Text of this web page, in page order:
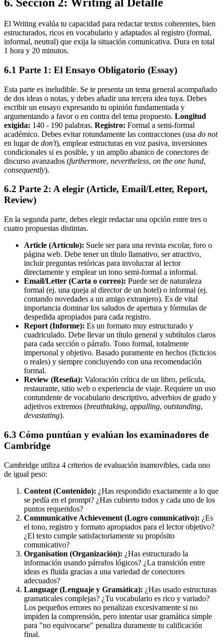
6. Sección 2: Writing al Detalle
El Writing evalúa tu capacidad para redactar textos coherentes, bien
estructurados, ricos en vocabulario y adaptados al registro (formal,
informal, neutral) que exija la situación comunicativa. Dura en total
1 hora y 20 minutos.
6.1 Parte 1: El Ensayo Obligatorio (Essay)
Esta parte es ineludible. Se te presenta un tema general acompañado
de dos ideas o notas, y debes añadir una tercera idea tuya. Debes
escribir un ensayo expresando tu opinión fundamentada y
argumentando a favor o en contra del tema propuesto. Longitud
exigida: 140 - 190 palabras. Registro: Formal a semi-formal
académico. Debes evitar rotundamente las contracciones (usa do not
en lugar de don't), emplear estructuras en voz pasiva, inversiones
condicionales si es posible, y un amplio abanico de conectores de
discurso avanzados (furthermore, nevertheless, on the one hand,
consequently).
6.2 Parte 2: A elegir (Article, Email/Letter, Report,
Review)
En la segunda parte, debes elegir redactar una opción entre tres o
cuatro propuestas distintas.
Article (Artículo): Suele ser para una revista escolar, foro o
página web. Debe tener un título llamativo, ser atractivo,
incluir preguntas retóricas para involucrar al lector
directamente y emplear un tono semi-formal a informal.
Email/Letter (Carta o correo): Puede ser de naturaleza
formal (ej. una queja al director de un hotel) o informal (ej.
contando novedades a un amigo extranjero). Es de vital
importancia dominar los saludos de apertura y fórmulas de
despedida apropiados para cada registro.
Report (Informe): Es un formato muy estructurado y
cuadriculado. Debe llevar un título general y subtítulos claros
para cada sección o párrafo. Tono formal, totalmente
impersonal y objetivo. Basado puramente en hechos (ficticios
o reales) y siempre concluyendo con una recomendación
formal.
Review (Reseña): Valoración crítica de un libro, película,
restaurante, sitio web o experiencia de viaje. Requiere un uso
contundente de vocabulario descriptivo, adverbios de grado y
adjetivos extremos (breathtaking, appalling, outstanding,
devastating).
6.3 Cómo puntúan y evalúan los examinadores de
Cambridge
Cambridge utiliza 4 criterios de evaluación inamovibles, cada uno
de igual peso:
Content (Contenido): ¿Has respondido exactamente a lo que
se pedía en el prompt? ¿Has cubierto todos y cada uno de los
puntos requeridos?
Communicative Achievement (Logro comunicativo): ¿Es
el tono, registro y formato apropiados para el lector objetivo?
¿El texto cumple satisfactoriamente su propósito
comunicativo?
Organisation (Organización): ¿Has estructurado la
información usando párrafos lógicos? ¿La transición entre
ideas es fluida gracias a una variedad de conectores
adecuados?
Language (Lenguaje y Gramática): ¿Has usado estructuras
gramaticales complejas? ¿Tu vocabulario es rico y variado?
Los pequeños errores no penalizan excesivamente si no
impiden la comprensión, pero intentar usar gramática simple
para "no equivocarse" penaliza duramente tu calificación
final.